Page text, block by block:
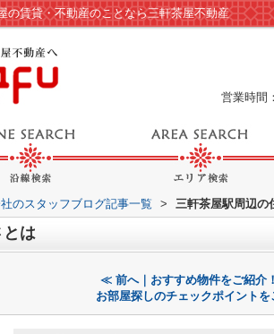
の賃貸・不動産のことなら三軒茶屋不動産
営業時間
のスタッフブログ記事一覧 > 三軒茶屋駅周辺の
とは
≪ 前へ｜おすすめ物件をご紹介
お部屋探しのチェックポイント